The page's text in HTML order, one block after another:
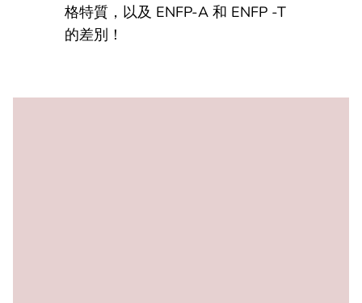
格特質，以及 ENFP-A 和 ENFP -T
的差別！